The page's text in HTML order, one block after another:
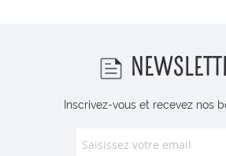
Inscrivez-vous et recevez nos